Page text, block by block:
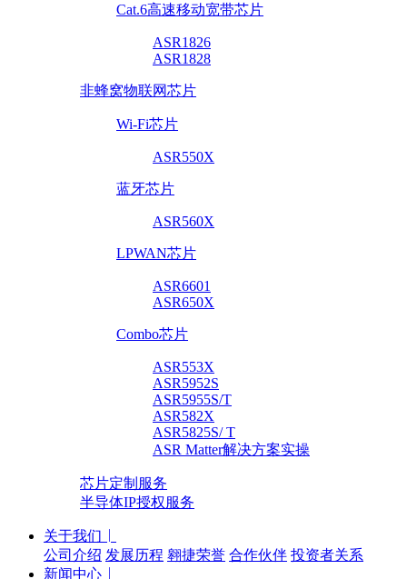
Cat.6高速移动宽带芯片
ASR1826
ASR1828
非蜂窝物联网芯片
Wi-Fi芯片
ASR550X
蓝牙芯片
ASR560X
LPWAN芯片
ASR6601
ASR650X
Combo芯片
ASR553X
ASR5952S
ASR5955S/T
ASR582X
ASR5825S/ T
ASR Matter解决方案实操
芯片定制服务
半导体IP授权服务
关于我们
公司介绍 发展历程 翱捷荣誉 合作伙伴 投资者关系
新闻中心